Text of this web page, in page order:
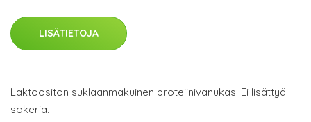
LISÄTIETOJA
Laktoositon suklaanmakuinen proteiinivanukas. Ei lisättyä
sokeria.